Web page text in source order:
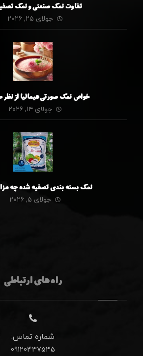
تفاوت نمک صنعتی و نمک
جولای ۲۵, ۲۰۲۶
خواص نمک صورتی هیمالیا از
جولای ۱۴, ۲۰۲۶
نمک بسته بندی تصفیه شده چه
جولای ۵, ۲۰۲۶
راه های ارتباطی
شماره تماس:
09120437535